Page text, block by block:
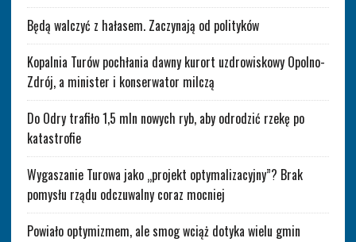
Będą walczyć z hałasem. Zaczynają od polityków
Kopalnia Turów pochłania dawny kurort uzdrowiskowy Opolno-
Zdrój, a minister i konserwator milczą
Do Odry trafiło 1,5 mln nowych ryb, aby odrodzić rzekę po
katastrofie
Wygaszanie Turowa jako „projekt optymalizacyjny”? Brak
pomysłu rządu odczuwalny coraz mocniej
Powiało optymizmem, ale smog wciąż dotyka wielu gmin